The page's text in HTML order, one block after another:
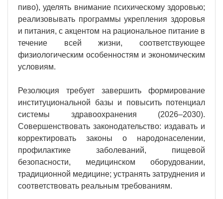
пиво), уделять внимание психическому здоровью;
реализовывать программы укрепления здоровья
и питания, с акцентом на рациональное питание в
течение всей жизни, соответствующее
физиологическим особенностям и экономическим
условиям.
Резолюция требует завершить формирование
институциональной базы и повысить потенциал
системы здравоохранения (2026–2030).
Совершенствовать законодательство: издавать и
корректировать законы о народонаселении,
профилактике заболеваний, пищевой
безопасности, медицинском оборудовании,
традиционной медицине; устранять затруднения и
соответствовать реальным требованиям.